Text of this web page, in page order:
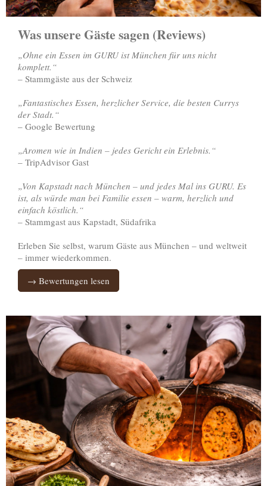
Was unsere Gäste sagen (Reviews)
„Ohne ein Essen im GURU ist München für uns nicht
komplett.“
– Stammgäste aus der Schweiz
„Fantastisches Essen, herzlicher Service, die besten Currys
der Stadt.“
– Google Bewertung
„Aromen wie in Indien – jedes Gericht ein Erlebnis.“
– TripAdvisor Gast
„Von Kapstadt nach München – und jedes Mal ins GURU. Es
ist, als würde man bei Familie essen – warm, herzlich und
einfach köstlich.“
– Stammgast aus Kapstadt, Südafrika
Erleben Sie selbst, warum Gäste aus München – und weltweit
– immer wiederkommen.
→ Bewertungen lesen